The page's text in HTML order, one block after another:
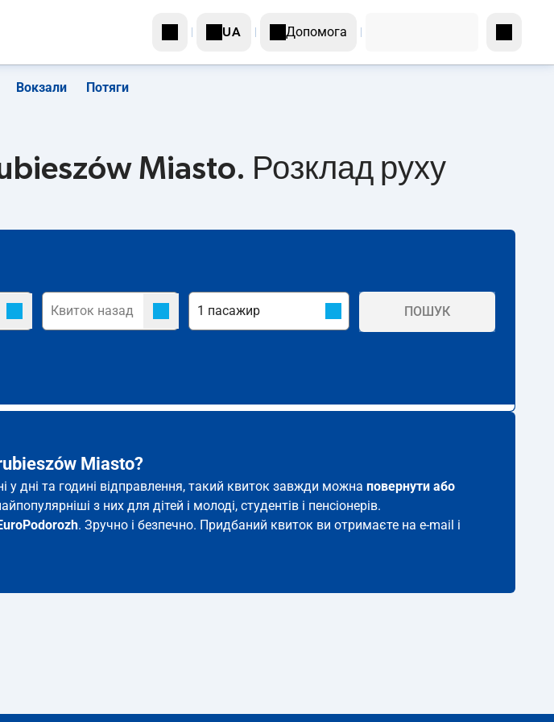
UA Допомога
Вокзали Потяги
Miasto. Розклад руху
ПОШУК
Miasto?
у дні та годині відправлення, такий квиток завжди можна повернути або
з них для дітей і молоді, студентів і пенсіонерів.
. Зручно і безпечно. Придбаний квиток ви отримаєте на e-mail і